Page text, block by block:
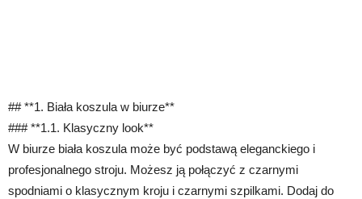
## **1. Biała koszula w biurze**
### **1.1. Klasyczny look**
W biurze biała koszula może być podstawą eleganckiego i
profesjonalnego stroju. Możesz ją połączyć z czarnymi
spodniami o klasycznym kroju i czarnymi szpilkami. Dodaj do